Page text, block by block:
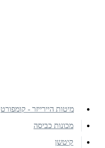
מיטות היירייזר - קומפורט
מכונות כביסה
קיטשן